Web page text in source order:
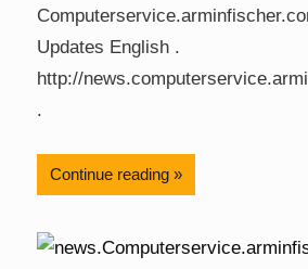
Updates English .
http://
.
Continue reading